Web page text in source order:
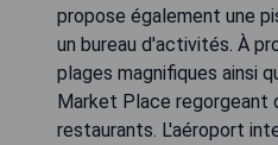
propose également une
un bureau d'activités. À
plages magnifiques ainsi
Market Place regorgeant
restaurants. L'aéroport